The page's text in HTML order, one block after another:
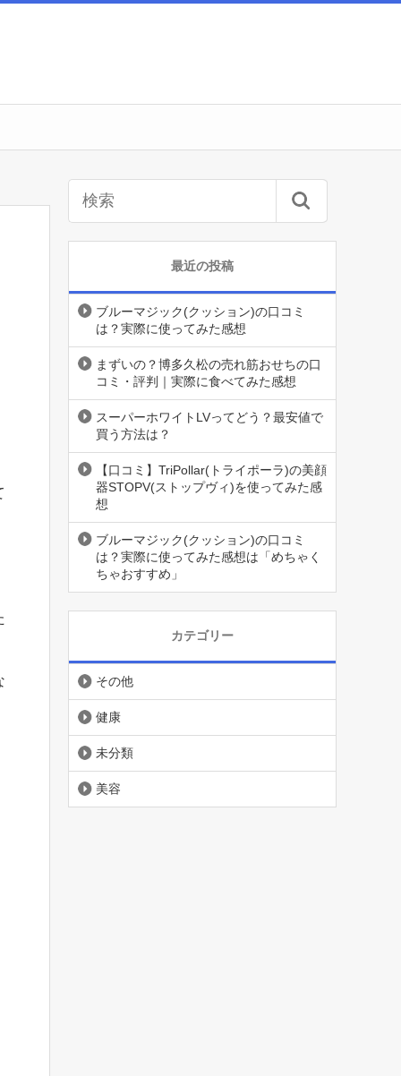
最近の投稿
ブルーマジック(クッション)の口コミ
は？実際に使ってみた感想
まずいの？博多久松の売れ筋おせちの口
コミ・評判｜実際に食べてみた感想
スーパーホワイトLVってどう？最安値で
買う方法は？
【口コミ】TriPollar(トライポーラ)の美顔
器STOPV(ストップヴィ)を使ってみた感
想
ブルーマジック(クッション)の口コミ
は？実際に使ってみた感想は「めちゃく
ちゃおすすめ」
カテゴリー
その他
健康
未分類
美容